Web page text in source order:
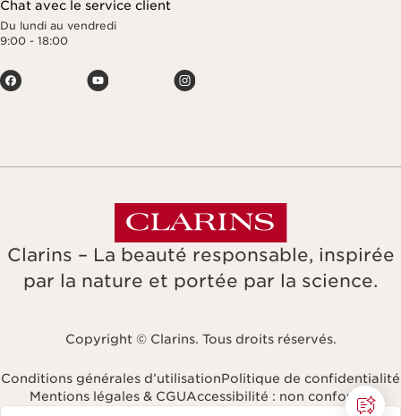
Chat avec le service client
Du lundi au vendredi
9:00 - 18:00
Clarins – La beauté responsable, inspirée
par la nature et portée par la science.
Copyright © Clarins. Tous droits réservés.
Conditions générales d’utilisationPolitique de confidentialité
Mentions légales & CGUAccessibilité : non conforme
Naviguer vers